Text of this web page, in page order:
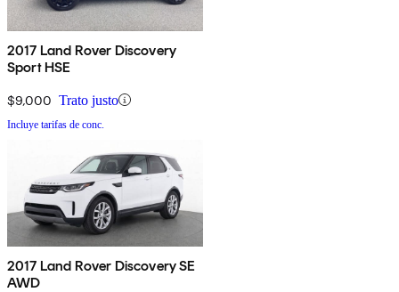
2017 Land Rover Discovery
Sport HSE
$9,000 Trato justo
Incluye tarifas de conc.
2017 Land Rover Discovery SE
AWD